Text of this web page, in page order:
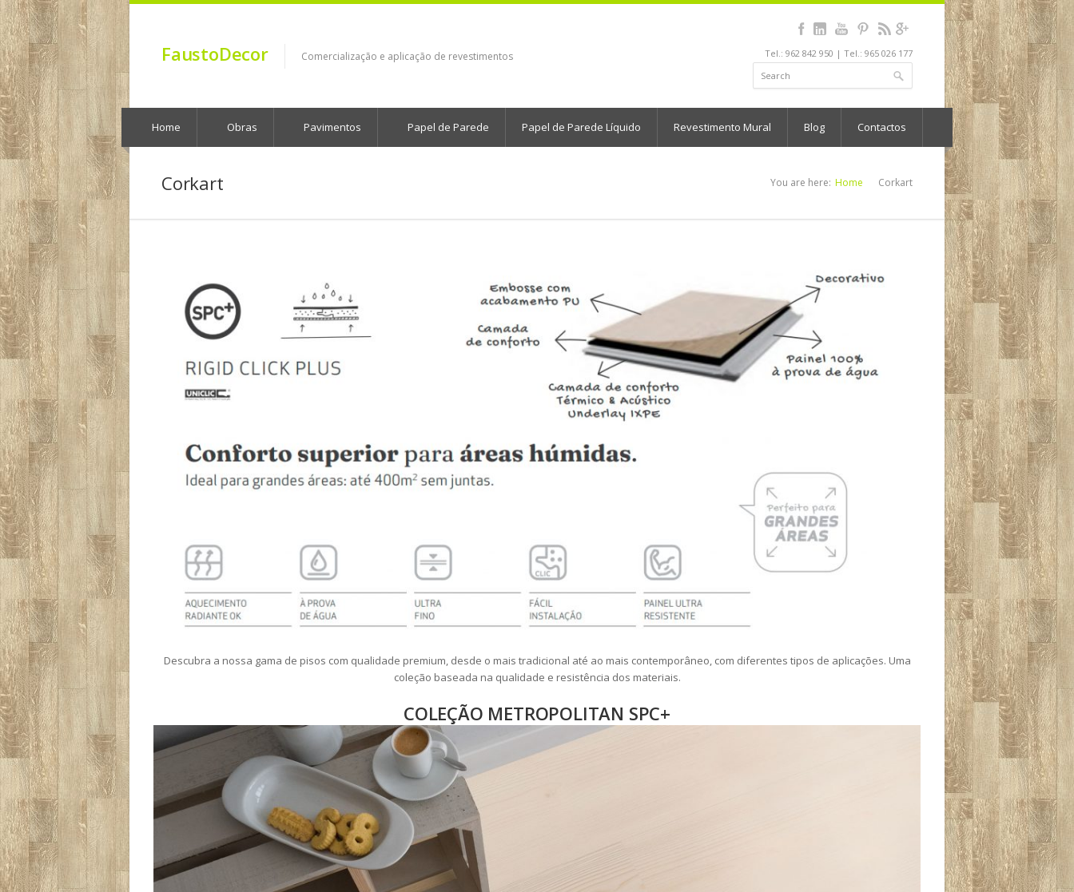
FaustoDecor Comercialização e aplicação de revestimentos Tel.: 962 842 950 | Tel.: 965 026 177
Home Obras Pavimentos Papel de Parede Papel de Parede Líquido Revestimento Mural Blog Contactos
Corkart You are here: Home Corkart
Descubra a nossa gama de pisos com qualidade premium, desde o mais tradicional até ao mais contemporâneo, com diferentes tipos de aplicações. Uma
coleção baseada na qualidade e resistência dos materiais.
COLEÇÃO METROPOLITAN SPC+